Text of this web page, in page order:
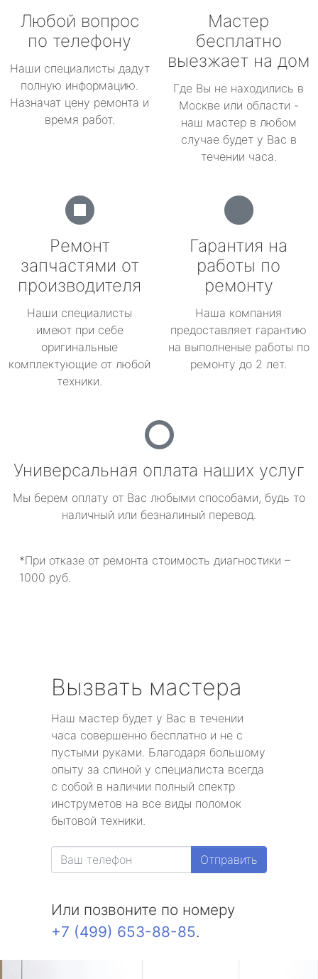
Любой вопрос
по телефону
Наши специалисты дадут
полную информацию.
Назначат цену ремонта и
время работ.
Мастер
бесплатно
выезжает на дом
Где Вы не находились в
Москве или области -
наш мастер в любом
случае будет у Вас в
течении часа.
Ремонт
запчастями от
производителя
Наши специалисты
имеют при себе
оригинальные
комплектующие от любой
техники.
Гарантия на
работы по
ремонту
Наша компания
предоставляет гарантию
на выполненые работы по
ремонту до 2 лет.
Универсальная оплата наших услуг
Мы берем оплату от Вас любыми способами, будь то
наличный или безналиный перевод.
*При отказе от ремонта стоимость диагностики –
1000 руб.
Вызвать мастера
Наш мастер будет у Вас в течении
часа совершенно бесплатно и не с
пустыми руками. Благодаря большому
опыту за спиной у специалиста всегда
с собой в наличии полный спектр
инструметов на все виды поломок
бытовой техники.
Отправить
Или позвоните по номеру
+7 (499) 653-88-85.